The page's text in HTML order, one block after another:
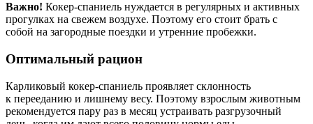
Важно! Кокер-спаниель нуждается в регулярных и активных
прогулках на свежем воздухе. Поэтому его стоит брать с
собой на загородные поездки и утренние пробежки.
Оптимальный рацион
Карликовый кокер-спаниель проявляет склонность
к перееданию и лишнему весу. Поэтому взрослым животным
рекомендуется пару раз в месяц устраивать разгрузочный